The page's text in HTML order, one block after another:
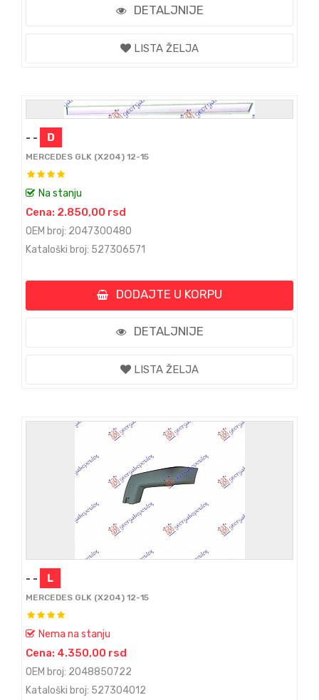
DETALJNIJE
LISTA ŽELJA
- - D
MERCEDES GLK (X204) 12-15
Na stanju
Cena: 2.850,00 rsd
OEM broj: 2047300480
Kataloški broj: 527306571
DODAJTE U KORPU
DETALJNIJE
LISTA ŽELJA
- - L
MERCEDES GLK (X204) 12-15
Nema na stanju
Cena: 4.350,00 rsd
OEM broj: 2048850722
Kataloški broj: 527304012